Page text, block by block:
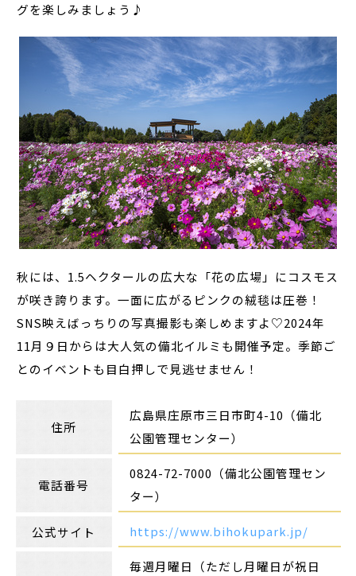
グを楽しみましょう♪
秋には、1.5ヘクタールの広大な「花の広場」にコスモス
が咲き誇ります。一面に広がるピンクの絨毯は圧巻！
SNS映えばっちりの写真撮影も楽しめますよ♡2024年
11月９日からは大人気の備北イルミも開催予定。季節ご
とのイベントも目白押しで見逃せません！
住所
広島県庄原市三日市町4-10（備北
公園管理センター）
電話番号
0824-72-7000（備北公園管理セン
ター）
公式サイト https://www.bihokupark.jp/
毎週月曜日（ただし月曜日が祝日